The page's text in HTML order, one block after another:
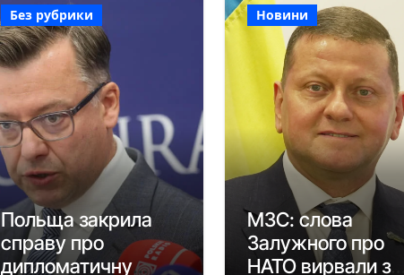
Без рубрики
Польща закрила
справу про
дипломатичну
Новини
МЗС: слова
Залужного про
НАТО вирвали з